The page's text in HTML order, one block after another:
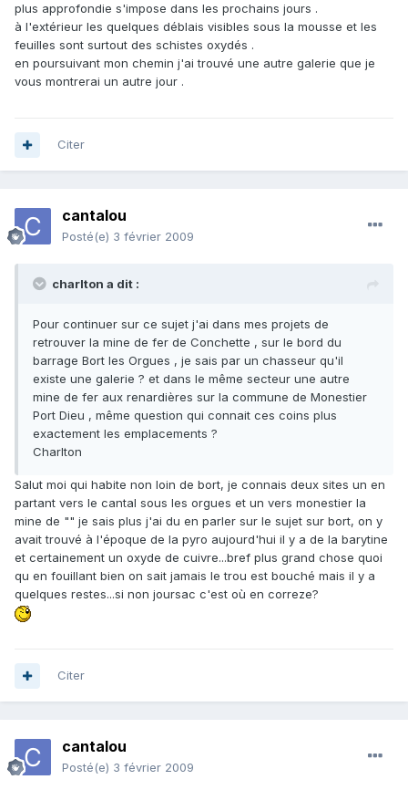
plus approfondie s'impose dans les prochains jours .
à l'extérieur les quelques déblais visibles sous la mousse et les
feuilles sont surtout des schistes oxydés .
en poursuivant mon chemin j'ai trouvé une autre galerie que je
vous montrerai un autre jour .
Citer
cantalou
Posté(e) 3 février 2009
charlton a dit :
Pour continuer sur ce sujet j'ai dans mes projets de
retrouver la mine de fer de Conchette , sur le bord du
barrage Bort les Orgues , je sais par un chasseur qu'il
existe une galerie ? et dans le même secteur une autre
mine de fer aux renardières sur la commune de Monestier
Port Dieu , même question qui connait ces coins plus
exactement les emplacements ?
Charlton
Salut moi qui habite non loin de bort, je connais deux sites un en
partant vers le cantal sous les orgues et un vers monestier la
mine de "" je sais plus j'ai du en parler sur le sujet sur bort, on y
avait trouvé à l'époque de la pyro aujourd'hui il y a de la barytine
et certainement un oxyde de cuivre...bref plus grand chose quoi
qu en fouillant bien on sait jamais le trou est bouché mais il y a
quelques restes...si non joursac c'est où en correze?
Citer
cantalou
Posté(e) 3 février 2009